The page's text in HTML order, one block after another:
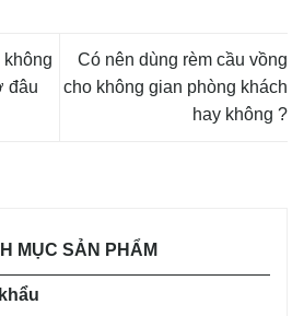
MỤC SẢN PHẨM
không
đâu
Có nên dùng rèm cầu vồng
cho không gian phòng khách
hay không ?